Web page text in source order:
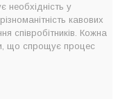
необхідність у
кавових
співробітників. Кожна
що спрощує процес